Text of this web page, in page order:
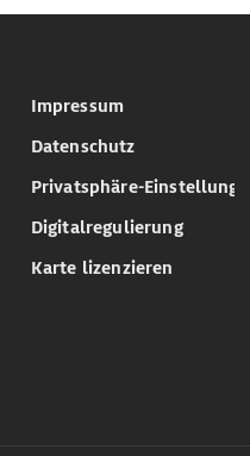
Impressum
Datenschutz
Privatsphäre-Einstellungen
Digitalregulierung
Karte lizenzieren